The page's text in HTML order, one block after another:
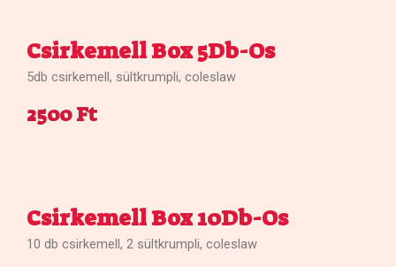
Csirkemell Box 5Db-Os
5db csirkemell, sültkrumpli, coleslaw
2500 Ft
Csirkemell Box 10Db-Os
10 db csirkemell, 2 sültkrumpli, coleslaw